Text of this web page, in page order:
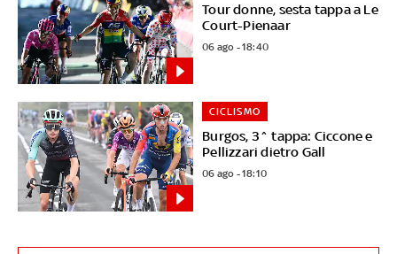
Tour donne, sesta tappa a Le
Court-Pienaar
06 ago - 18:40
Burgos, 3^ tappa: Ciccone e
Pellizzari dietro Gall
CICLISMO
06 ago - 18:10